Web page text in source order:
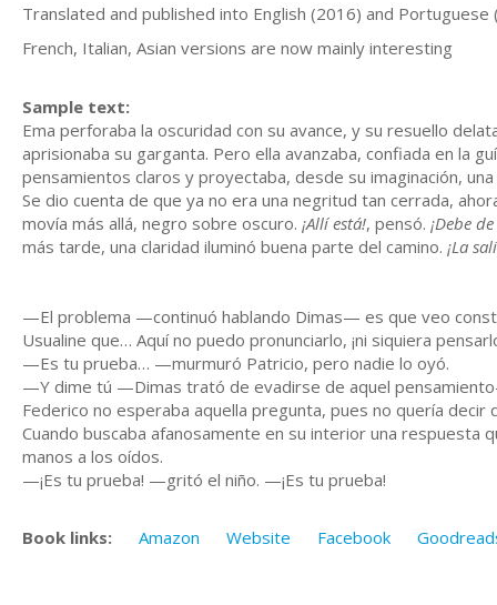
Translated and published into English (2016) and Portuguese
French, Italian, Asian versions are now mainly interesting
Sample text:
Ema perforaba la oscuridad con su avance, y su resuello
aprisionaba su garganta. Pero ella avanzaba, confiada en la
pensamientos claros y proyectaba, desde su imaginación,
Se dio cuenta de que ya no era una negritud tan cerrada,
movía más allá, negro sobre oscuro. ¡Allí está!, pensó. ¡Debe
más tarde, una claridad iluminó buena parte del camino. ¡La
—El problema —continuó hablando Dimas— es que veo
Usualine que… Aquí no puedo pronunciarlo, ¡ni siquiera
—Es tu prueba… —murmuró Patricio, pero nadie lo oyó.
—Y dime tú —Dimas trató de evadirse de aquel
Federico no esperaba aquella pregunta, pues no quería
Cuando buscaba afanosamente en su interior una respuesta
manos a los oídos.
—¡Es tu prueba! —gritó el niño. —¡Es tu prueba!
Book links: Amazon Website Facebook